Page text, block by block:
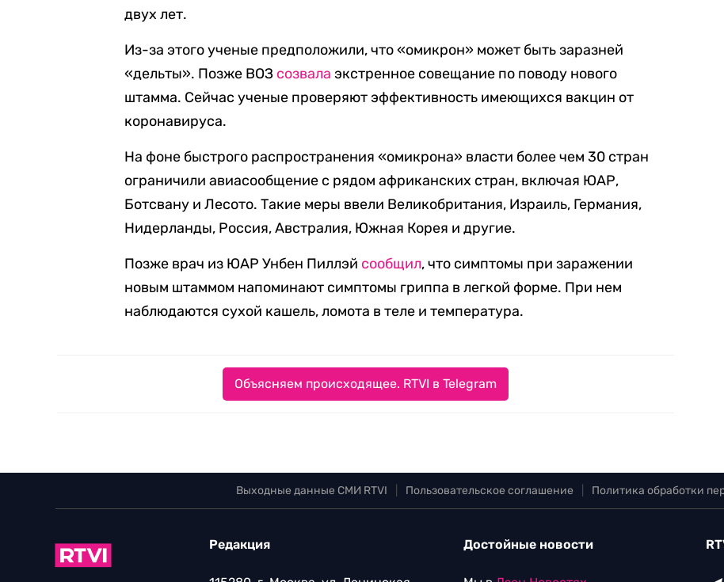
двух лет.
Из-за этого ученые предположили, что «омикрон» может быть заразней
«дельты». Позже ВОЗ созвала экстренное совещание по поводу нового
штамма. Сейчас ученые проверяют эффективность имеющихся вакцин от
коронавируса.
На фоне быстрого распространения «омикрона» власти более чем 30 стран
ограничили авиасообщение с рядом африканских стран, включая ЮАР,
Ботсвану и Лесото. Такие меры ввели Великобритания, Израиль, Германия,
Нидерланды, Россия, Австралия, Южная Корея и другие.
Позже врач из ЮАР Унбен Пиллэй сообщил, что симптомы при заражении
новым штаммом напоминают симптомы гриппа в легкой форме. При нем
наблюдаются сухой кашель, ломота в теле и температура.
Объясняем происходящее. RTVI в Telegram
Выходные данные СМИ RTVI Пользовательское соглашение Политика обработки
Редакция Достойные новости